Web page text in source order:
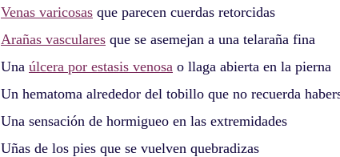
Venas varicosas que parecen cuerdas retorcidas
Arañas vasculares que se asemejan a una telaraña fina
Una úlcera por estasis venosa o llaga abierta en la pierna
Un hematoma alrededor del tobillo que no recuerda
Una sensación de hormigueo en las extremidades
Uñas de los pies que se vuelven quebradizas